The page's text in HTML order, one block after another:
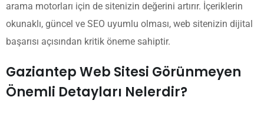
arama motorları için de sitenizin değerini artırır. İçeriklerin
okunaklı, güncel ve SEO uyumlu olması, web sitenizin dijital
başarısı açısından kritik öneme sahiptir.
Gaziantep Web Sitesi Görünmeyen
Önemli Detayları Nelerdir?